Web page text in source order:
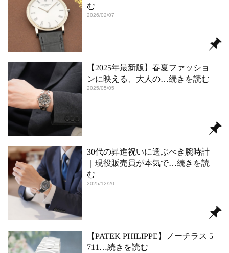
む
2026/02/07
【2025年最新版】春夏ファッショ
ンに映える、大人の…続きを読む
2025/05/05
30代の昇進祝いに選ぶべき腕時計
｜現役販売員が本気で…続きを読
む
2025/12/20
【PATEK PHILIPPE】ノーチラス 5
711 …続きを読む